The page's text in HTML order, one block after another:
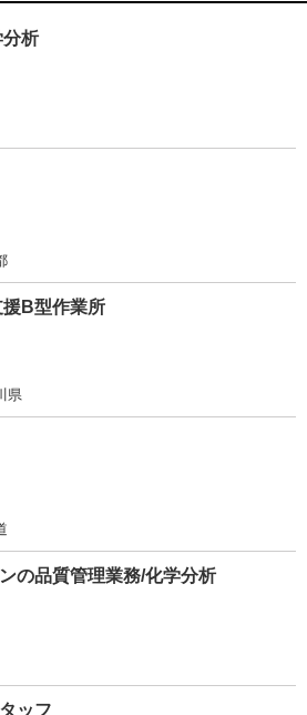
分析
B型作業所
県
の品質管理業務/化学分析
ッフ